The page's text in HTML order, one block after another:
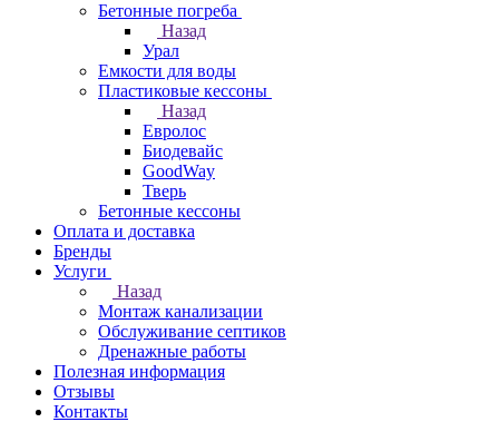
Бетонные погреба
Назад
Урал
Емкости для воды
Пластиковые кессоны
Назад
Евролос
Биодевайс
GoodWay
Тверь
Бетонные кессоны
Оплата и доставка
Бренды
Услуги
Назад
Монтаж канализации
Обслуживание септиков
Дренажные работы
Полезная информация
Отзывы
Контакты